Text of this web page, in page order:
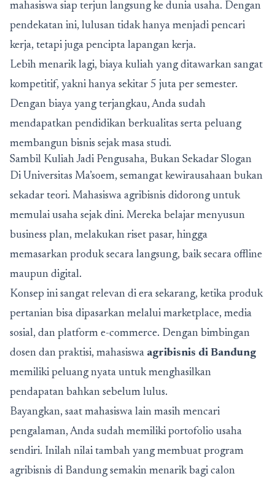
mahasiswa siap terjun langsung ke dunia usaha. Dengan
pendekatan ini, lulusan tidak hanya menjadi pencari
kerja, tetapi juga pencipta lapangan kerja.
Lebih menarik lagi, biaya kuliah yang ditawarkan sangat
kompetitif, yakni hanya sekitar 5 juta per semester.
Dengan biaya yang terjangkau, Anda sudah
mendapatkan pendidikan berkualitas serta peluang
membangun bisnis sejak masa studi.
Sambil Kuliah Jadi Pengusaha, Bukan Sekadar Slogan
Di Universitas Ma’soem, semangat kewirausahaan bukan
sekadar teori. Mahasiswa agribisnis didorong untuk
memulai usaha sejak dini. Mereka belajar menyusun
business plan, melakukan riset pasar, hingga
memasarkan produk secara langsung, baik secara offline
maupun digital.
Konsep ini sangat relevan di era sekarang, ketika produk
pertanian bisa dipasarkan melalui marketplace, media
sosial, dan platform e-commerce. Dengan bimbingan
dosen dan praktisi, mahasiswa agribisnis di Bandung
memiliki peluang nyata untuk menghasilkan
pendapatan bahkan sebelum lulus.
Bayangkan, saat mahasiswa lain masih mencari
pengalaman, Anda sudah memiliki portofolio usaha
sendiri. Inilah nilai tambah yang membuat program
agribisnis di Bandung semakin menarik bagi calon